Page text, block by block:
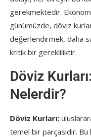
gerekmektedir.
günümüzde, döviz
değerlendirmek, daha
kritik bir gerekliliktir.
Döviz
Nelerdir?
Döviz Kurları:
temel bir parçasıdır.